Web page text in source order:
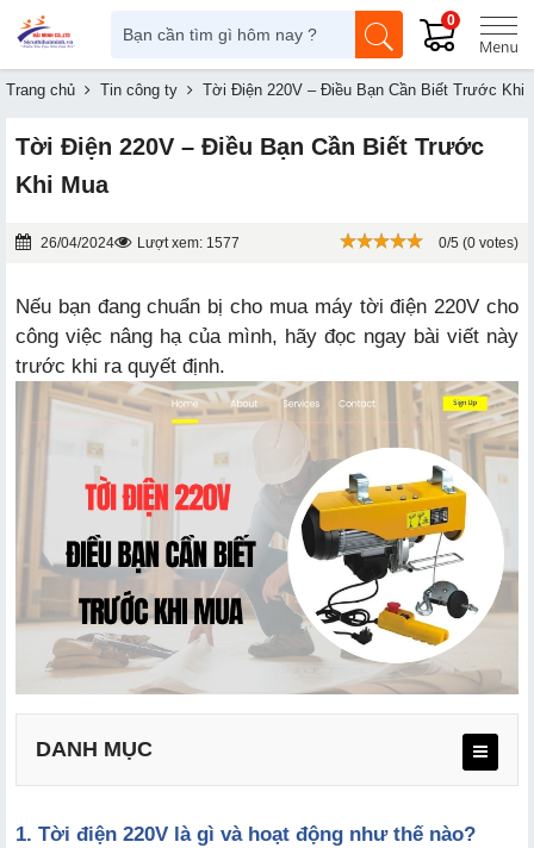
0
Trang chủ Tin công ty Tời Điện 220V – Điều Bạn Cần Biết Trước Khi
Tời Điện 220V – Điều Bạn Cần Biết Trước
Khi Mua
26/04/2024 Lượt xem: 1577 0/5 (0 votes)
Nếu bạn đang chuẩn bị cho mua máy tời điện 220V cho
công việc nâng hạ của mình, hãy đọc ngay bài viết này
trước khi ra quyết định.
DANH MỤC
1. Tời điện 220V là gì và hoạt động như thế nào?